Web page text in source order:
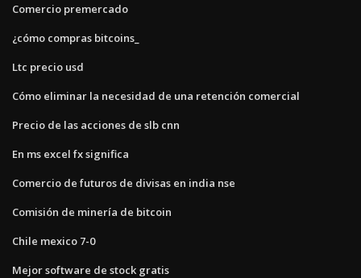
Comercio premercado
¿cómo compras bitcoins_
Ltc precio usd
Cómo eliminar la necesidad de una retención comercial
Precio de las acciones de slb cnn
En ms excel fx significa
Comercio de futuros de divisas en india nse
Comisión de minería de bitcoin
Chile mexico 7-0
Mejor software de stock gratis